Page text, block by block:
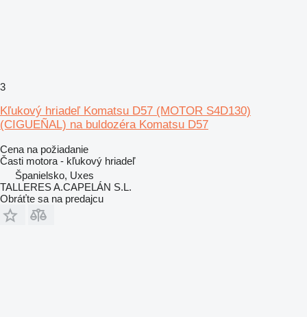
3
Kľukový hriadeľ Komatsu D57 (MOTOR S4D130)
(CIGUEÑAL) na buldozéra Komatsu D57
Cena na požiadanie
Časti motora - kľukový hriadeľ
Španielsko, Uxes
TALLERES A.CAPELÁN S.L.
Obráťte sa na predajcu